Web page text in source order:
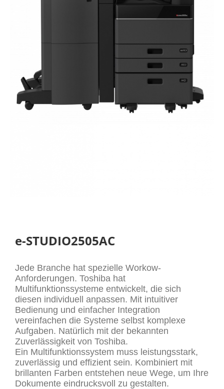
e-STUDIO2505AC
Jede Branche hat spezielle Workow-
Anforderungen. Toshiba hat
Multifunktionssysteme entwickelt, die sich
diesen individuell anpassen. Mit intuitiver
Bedienung und einfacher Integration
vereinfachen die Systeme selbst komplexe
Aufgaben. Natürlich mit der bekannten
Zuverlässigkeit von Toshiba.
Ein Multifunktionssystem muss leistungsstark,
zuverlässig und effizient sein. Kombiniert mit
brillanten Farben entstehen neue Wege, um Ihre
Dokumente eindrucksvoll zu gestalten.